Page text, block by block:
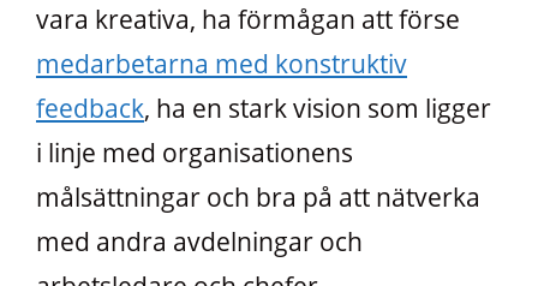
vara kreativa, ha förmågan att förse
medarbetarna med konstruktiv
feedback, ha en stark vision som ligger
i linje med organisationens
målsättningar och bra på att nätverka
med andra avdelningar och